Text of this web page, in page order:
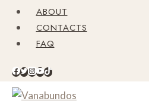
Zum
Inhalt
springen
ABOUT
CONTACTS
FAQ